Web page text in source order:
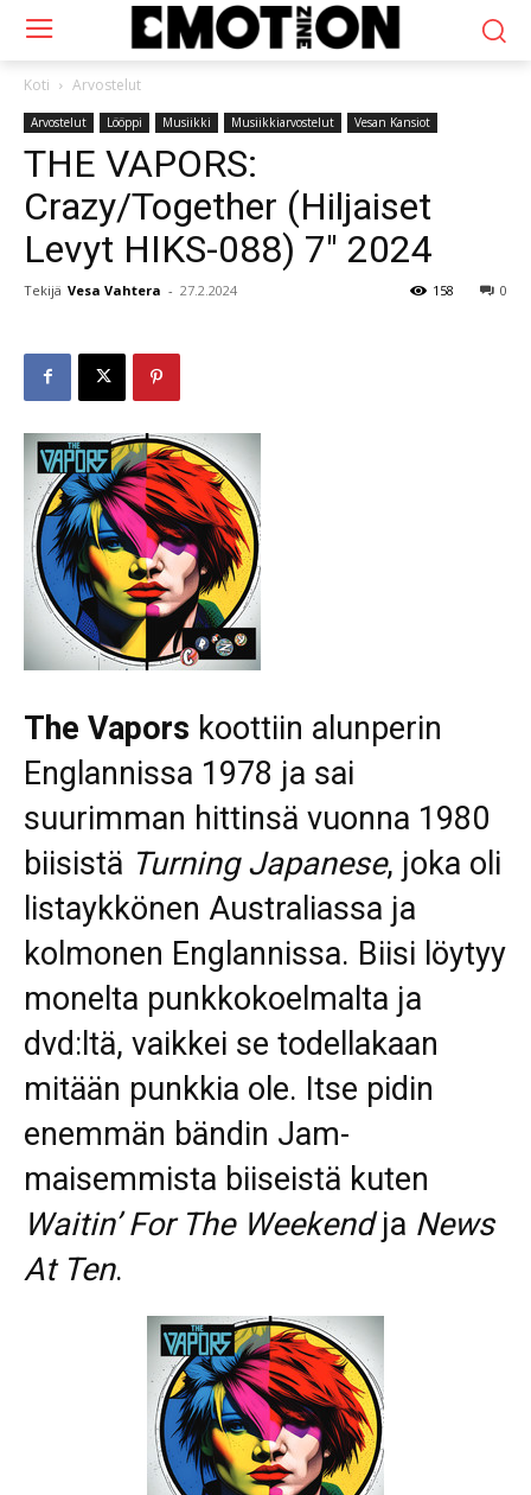
Koti Arvostelut
Arvostelut Lööppi Musiikki Musiikkiarvostelut Vesan Kansiot
THE VAPORS:
Crazy/Together (Hiljaiset
Levyt HIKS-088) 7″ 2024
Tekijä Vesa Vahtera - 27.2.2024 0
158
The Vapors koottiin alunperin
Englannissa 1978 ja sai
suurimman hittinsä vuonna 1980
biisistä Turning Japanese, joka oli
listaykkönen Australiassa ja
kolmonen Englannissa. Biisi löytyy
monelta punkkokoelmalta ja
dvd:ltä, vaikkei se todellakaan
mitään punkkia ole. Itse pidin
enemmän bändin Jam-
maisemmista biiseistä kuten
Waitin’ For The Weekendja News
At Ten.